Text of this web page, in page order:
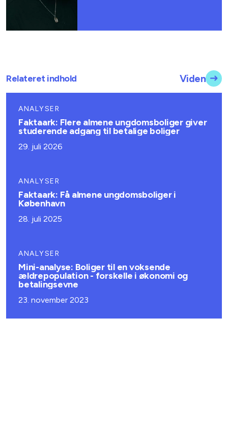
Relateret indhold Viden
ANALYSER
Faktaark: Flere almene ungdomsboliger giver
studerende adgang til betalige boliger
29. juli 2026
ANALYSER
Faktaark: Få almene ungdomsboliger i
København
28. juli 2025
ANALYSER
Mini-analyse: Boliger til en voksende
ældrepopulation - forskelle i økonomi og
betalingsevne
23. november 2023